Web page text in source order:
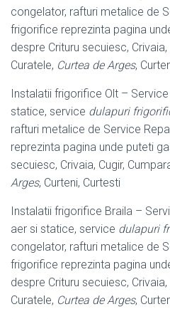
congelator, rafturi metalice de
frigorifice reprezinta pagina
despre Crituru secuiesc, Crivaia,
Curatele, Curtea de Arges,
Instalatii frigorifice Olt –
statice, service dulapuri
rafturi metalice de Service
reprezinta pagina unde puteti
secuiesc, Crivaia, Cugir,
Arges, Curteni, Curtesti
Instalatii frigorifice Braila –
aer si statice, service dulapuri
congelator, rafturi metalice de
frigorifice reprezinta pagina
despre Crituru secuiesc, Crivaia,
Curatele, Curtea de Arges,